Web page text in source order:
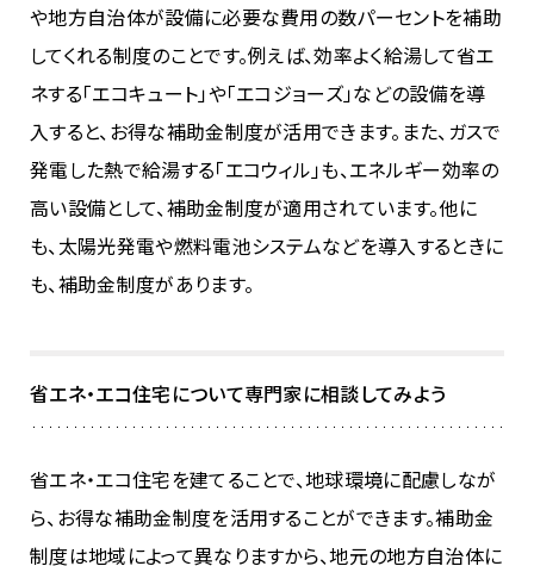
や地方自治体が設備に必要な費用の数パーセントを補助
してくれる制度のことです。例えば、効率よく給湯して省エ
ネする「エコキュート」や「エコジョーズ」などの設備を導
入すると、お得な補助金制度が活用できます。また、ガスで
発電した熱で給湯する「エコウィル」も、エネルギー効率の
高い設備として、補助金制度が適用されています。他に
も、太陽光発電や燃料電池システムなどを導入するときに
も、補助金制度があります。
省エネ・エコ住宅について専門家に相談してみよう
省エネ・エコ住宅を建てることで、地球環境に配慮しなが
ら、お得な補助金制度を活用することができます。補助金
制度は地域によって異なりますから、地元の地方自治体に